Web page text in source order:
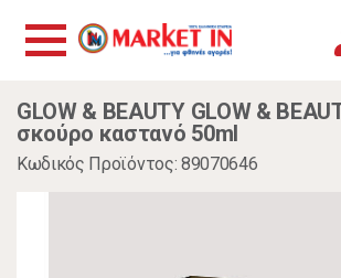
GLOW & BEAUTY GLOW &
σκούρο καστανό 50ml
Κωδικός Προϊόντος: 89070646